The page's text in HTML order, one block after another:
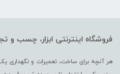
فروشگاه اینترنتی ابزار، چسب و
هر آنچه برای ساخت، تعمیرات و نگهداری